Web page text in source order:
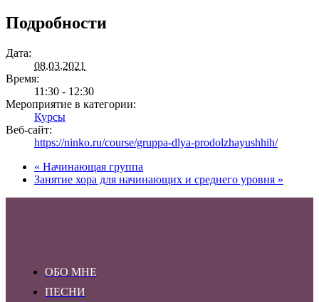
Подробности
Дата:
08.03.2021
Время:
11:30 - 12:30
Мероприятие в категории:
Курсы
Веб-сайт:
https://ninko.ru/course/gruppa-dlya-prodolzhayushhih/
« Начинающая группа
Занятие хора для начинающих и среднего уровня »
ОБО МНЕ
ПЕСНИ